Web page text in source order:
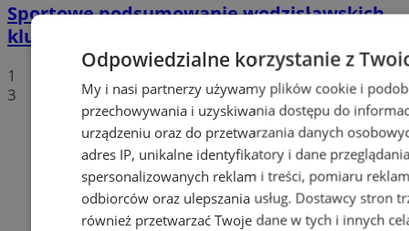
Sportowe podsumowanie wodzisławskich
klubów sportowych
1
3
Odpowiedzialne korzystanie z
My i nasi partnerzy używamy plików cookie i
przechowywania i uzyskiwania dostępu do
urządzeniu oraz do przetwarzania danych
adres IP, unikalne identyfikatory i dane
spersonalizowanych reklam i treści, pomiaru
odbiorców oraz ulepszania usług. Dostawcy stron
również przetwarzać Twoje dane w tych i innych